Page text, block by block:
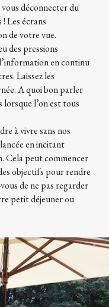
déconnecter du
Les écrans
de votre vue.
des pressions
en continu
Laissez les
A quoi bon parler
lorsque l’on est tous
à vivre sans nos
en incitant
Cela peut commencer
objectifs pour rendre
de ne pas regarder
petit déjeuner ou